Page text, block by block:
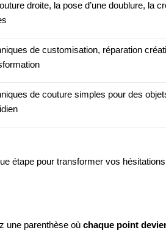
droite, la pose d’une doublure, la
de customisation, réparation
de couture simples pour des
étape pour transformer vos
une parenthèse où chaque point